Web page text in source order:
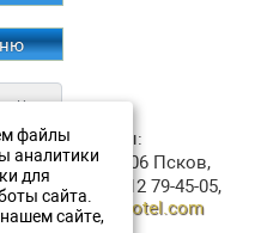
Контакты:
д.4 180006 Псков,
20, Факс: +7 8112 79-45-05,
файлы
аналитики
для
сайта.
сайте,